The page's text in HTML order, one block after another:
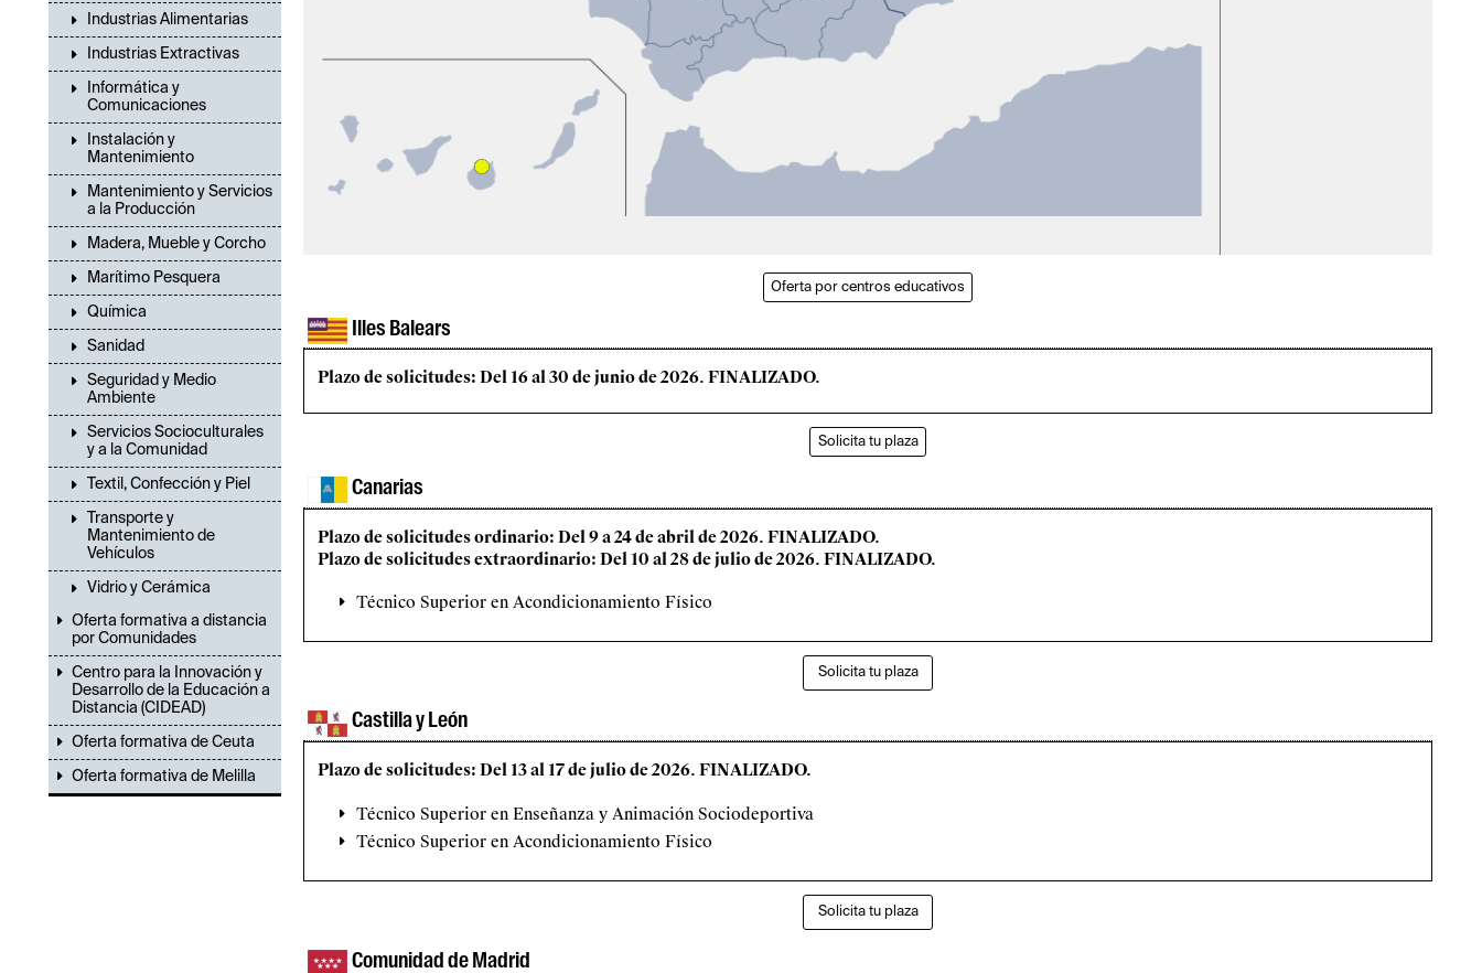
Industrias Alimentarias
Industrias Extractivas
Informática y
Comunicaciones
Instalación y
Mantenimiento
Mantenimiento y Servicios
a la Producción
Madera, Mueble y Corcho
Marítimo Pesquera
Química
Sanidad
Seguridad y Medio
Ambiente
Servicios Socioculturales
y a la Comunidad
Textil, Confección y Piel
Transporte y
Mantenimiento de
Vehículos
Vidrio y Cerámica
Oferta formativa a distancia
por Comunidades
Centro para la Innovación y
Desarrollo de la Educación a
Distancia (CIDEAD)
Oferta formativa de Ceuta
Oferta formativa de Melilla
Oferta por centros educativos
Illes Balears
Plazo de solicitudes: Del 16 al 30 de junio de 2026. FINALIZADO.
Solicita tu plaza
Canarias
Plazo de solicitudes ordinario: Del 9 a 24 de abril de 2026. FINALIZADO.
Plazo de solicitudes extraordinario: Del 10 al 28 de julio de 2026. FINALIZADO.
Técnico Superior en Acondicionamiento Físico
Solicita tu plaza
Castilla y León
Plazo de solicitudes: Del 13 al 17 de julio de 2026. FINALIZADO.
Técnico Superior en Enseñanza y Animación Sociodeportiva
Técnico Superior en Acondicionamiento Físico
Solicita tu plaza
Comunidad de Madrid